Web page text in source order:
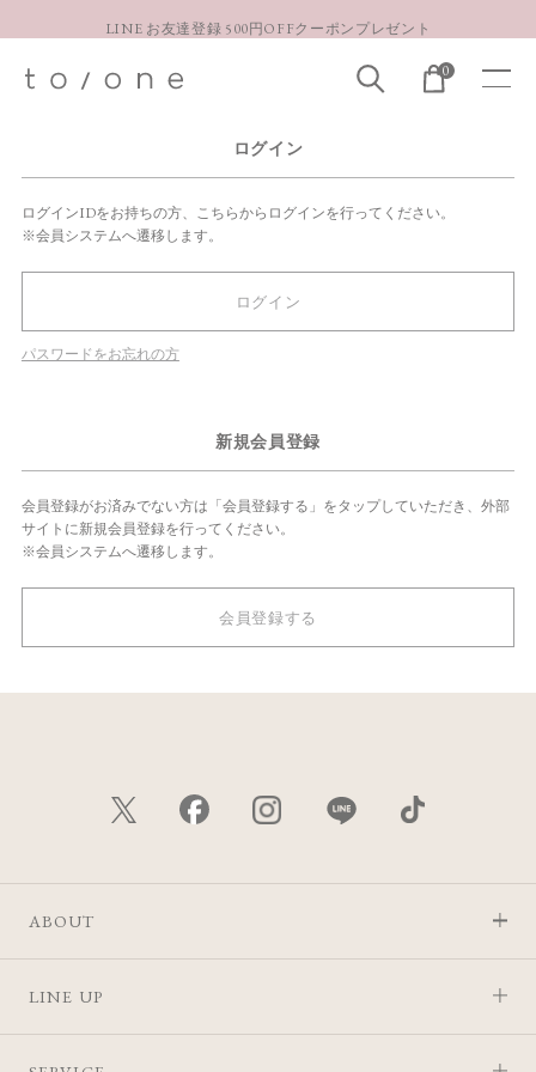
LINE お友達登録 500円OFFクーポンプレゼント
【重要】お盆期間中のお問い合わせと商品配送に関しまして
LINE お友達登録 500円OFFクーポンプレゼント
0
ログイン
ログインIDをお持ちの方、こちらからログインを行ってください。
※会員システムへ遷移します。
ログイン
パスワードをお忘れの方
新規会員登録
会員登録がお済みでない方は「会員登録する」をタップしていただき、外部
サイトに新規会員登録を行ってください。
※会員システムへ遷移します。
会員登録する
ABOUT
LINE UP